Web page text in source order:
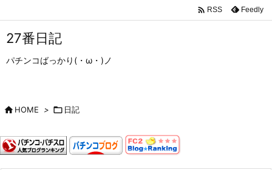
 RSS Feedly
27番日記
パチンコばっかり(・ω・)ノ
HOME >  日記